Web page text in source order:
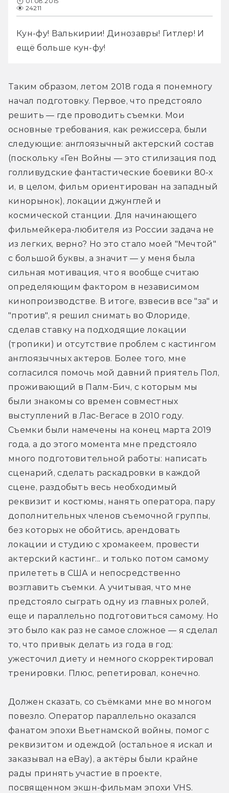
24211
Кун-фу! Валькирии! Динозавры! Гитлер! И
ещё больше кун-фу!
Таким образом, летом 2018 года я понемногу
начал подготовку. Первое, что предстояло
решить — где проводить съемки. Мои
основные требования, как режиссера, были
следующие: англоязычный актерский состав
(поскольку «Ген Войны — это стилизация под
голливудские фантастические боевики 80-х
и, в целом, фильм ориентирован на западный
кинорынок), локации джунглей и
космической станции. Для начинающего
фильмейкера-любителя из России задача не
из легких, верно? Но это стало моей "Мечтой"
с большой буквы, а значит — у меня была
сильная мотивация, что я вообще считаю
определяющим фактором в независимом
кинопроизводстве. В итоге, взвесив все "за" и
"против", я решил снимать во Флориде,
сделав ставку на подходящие локации
(тропики) и отсутствие проблем с кастингом
англоязычных актеров. Более того, мне
согласился помочь мой давний приятель Пол,
проживающий в Палм-Бич, с которым мы
были знакомы со времен совместных
выступлений в Лас-Вегасе в 2010 году.
Съемки были намечены на конец марта 2019
года, а до этого момента мне предстояло
много подготовительной работы: написать
сценарий, сделать раскадровки в каждой
сцене, раздобыть весь необходимый
реквизит и костюмы, нанять оператора, пару
дополнительных членов съемочной группы,
без которых не обойтись, арендовать
локации и студию с хромакеем, провести
актерский кастинг... и только потом самому
прилететь в США и непосредственно
возглавить съемки. А учитывая, что мне
предстояло сыграть одну из главных ролей,
еще и параллельно подготовиться самому. Но
это было как раз не самое сложное — я сделал
то, что привык делать из года в год:
ужесточил диету и немного скорректировал
тренировки. Плюс, репетировал, конечно.
Должен сказать, со съёмками мне во многом
повезло. Оператор параллельно оказался
фанатом эпохи Вьетнамской войны, помог с
реквизитом и одеждой (остальное я искал и
заказывал на eBay), а актёры были крайне
рады принять участие в проекте,
посвященном экшн-фильмам эпохи VHS.